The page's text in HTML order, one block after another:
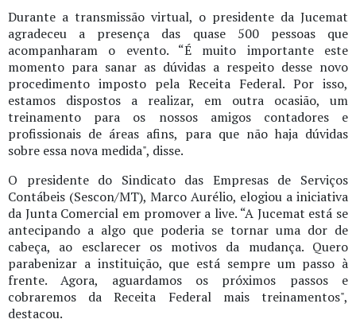
Durante a transmissão virtual, o presidente da Jucemat
agradeceu a presença das quase 500 pessoas que
acompanharam o evento. “É muito importante este
momento para sanar as dúvidas a respeito desse novo
procedimento imposto pela Receita Federal. Por isso,
estamos dispostos a realizar, em outra ocasião, um
treinamento para os nossos amigos contadores e
profissionais de áreas afins, para que não haja dúvidas
sobre essa nova medida", disse.
O presidente do Sindicato das Empresas de Serviços
Contábeis (Sescon/MT), Marco Aurélio, elogiou a iniciativa
da Junta Comercial em promover a live. “A Jucemat está se
antecipando a algo que poderia se tornar uma dor de
cabeça, ao esclarecer os motivos da mudança. Quero
parabenizar a instituição, que está sempre um passo à
frente. Agora, aguardamos os próximos passos e
cobraremos da Receita Federal mais treinamentos",
destacou.